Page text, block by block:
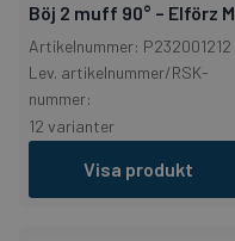
Böj 2 muff 90° – Elförz M
Artikelnummer: P232001212
Lev. artikelnummer/RSK-
nummer:
12 varianter
Visa produkt